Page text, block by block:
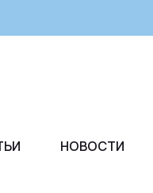
НОВОСТИ